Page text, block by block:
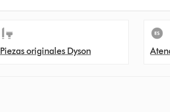
Piezas originales Dyson